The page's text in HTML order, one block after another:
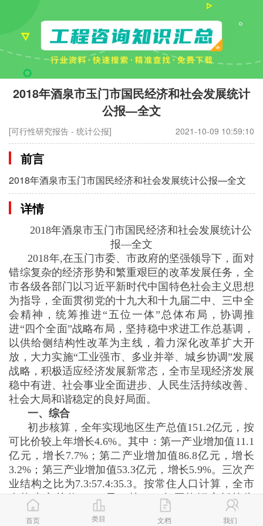
2018年酒泉市玉门市国民经济和社会发展统计
公报—全文
[可行性研究报告 - 统计公报] 2021-10-09 10:59:10
前言
2018年酒泉市玉门市国民经济和社会发展统计公报—全文
详情
2018年酒泉市玉门市国民经济和社会发展统计公
报—全文
2018年,在玉门市委、市政府的坚强领导下，面对
错综复杂的经济形势和繁重艰巨的改革发展任务，全
市各级各部门以习近平新时代中国特色社会主义思想
为指导，全面贯彻党的十九大和十九届二中、三中全
会精神，统筹推进“五位一体”总体布局，协调推
进“四个全面”战略布局，坚持稳中求进工作总基调，
以供给侧结构性改革为主线，着力深化改革扩大开
放，大力实施“工业强市、多业并举、城乡协调”发展
战略，积极适应经济发展新常态，全市呈现经济发展
稳中有进、社会事业全面进步、人民生活持续改善、
社会大局和谐稳定的良好局面。
一、综合
初步核算，全年实现地区生产总值151.2亿元，按
可比价较上年增长4.6%。其中：第一产业增加值11.1
亿元，增长7.7%；第二产业增加值86.8亿元，增长
3.2%；第三产业增加值53.3亿元，增长5.9%。三次产
业结构之比为7.3:57.4:35.3。按常住人口计算，全市
人均生产总值90562元，按2018年平均汇率折算为
13685美元。
首页 类目 文档 我们